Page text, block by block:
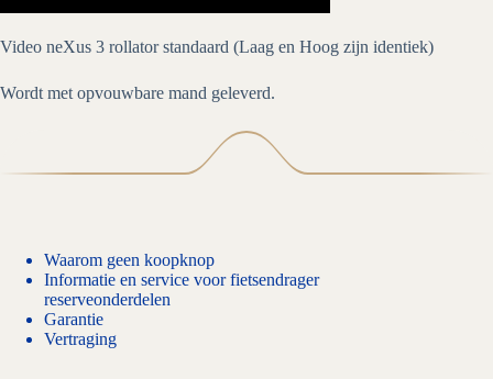
Video neXus 3 rollator standaard (Laag en Hoog zijn identiek)
Wordt met opvouwbare mand geleverd.
Waarom geen koopknop
Informatie en service voor fietsendrager
reserveonderdelen
Garantie
Vertraging